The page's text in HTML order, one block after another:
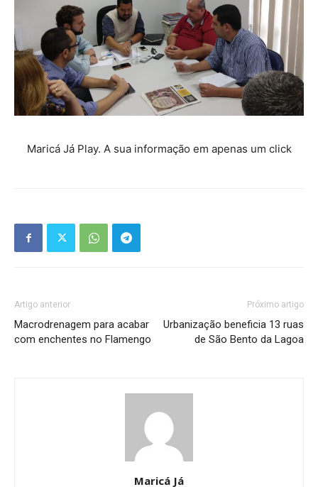
Maricá Já Play. A sua informação em apenas um click
Artigo anterior
Macrodrenagem para acabar
com enchentes no Flamengo
Próximo artigo
Urbanização beneficia 13 ruas
de São Bento da Lagoa
Maricá Já